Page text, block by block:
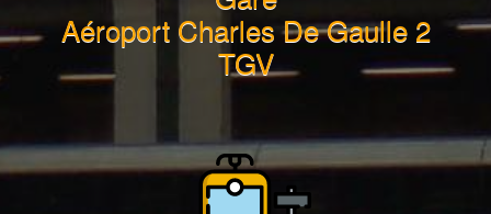
Aéroport Charles De Gaulle 2
TGV